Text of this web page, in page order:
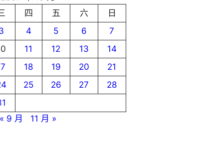
四 五 六
日
4 5 6
7
11 12 13
14
18 19 20
21
25 26 27
28
« 9 月
11 月 »